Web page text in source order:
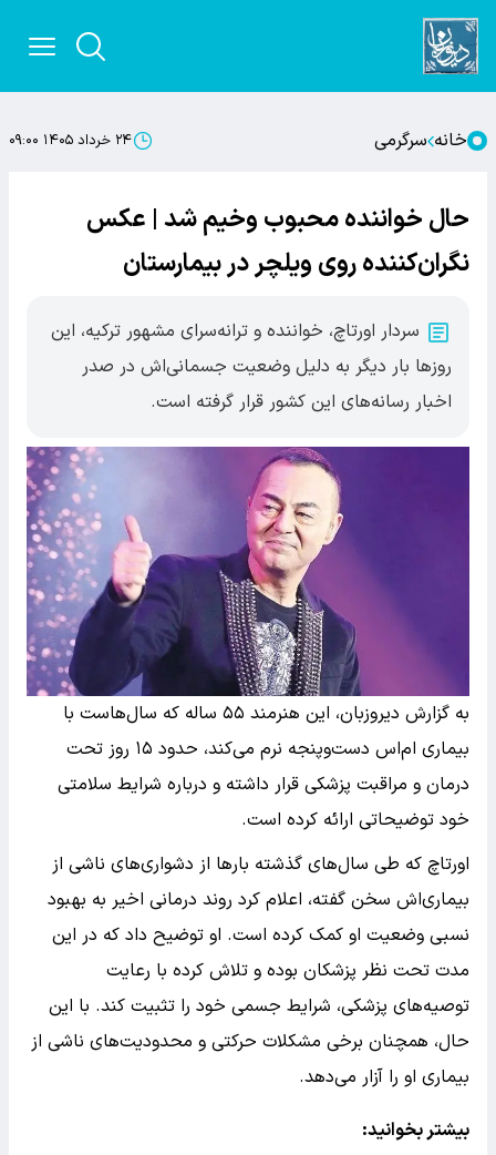
خانه سرگرمی ۲۴ خرداد ۱۴۰۵ ۰۹:۰۰
حال خواننده محبوب وخیم شد | عکس
نگران‌کننده روی ویلچر در بیمارستان
سر‌دار اورتاچ، خواننده و ترانه‌سرای مشهور ترکیه، این
روزها بار دیگر به دلیل وضعیت جسمانی‌اش در صدر
اخبار رسانه‌های این کشور قرار گرفته است.
به گزارش دیروزبان، این هنرمند ۵۵ ساله که سال‌هاست با
بیماری ام‌اس دست‌وپنجه نرم می‌کند، حدود ۱۵ روز تحت
درمان و مراقبت پزشکی قرار داشته و درباره شرایط سلامتی
خود توضیحاتی ارائه کرده است.
اورتاچ که طی سال‌های گذشته بارها از دشواری‌های ناشی از
بیماری‌اش سخن گفته، اعلام کرد روند درمانی اخیر به بهبود
نسبی وضعیت او کمک کرده است. او توضیح داد که در این
مدت تحت نظر پزشکان بوده و تلاش کرده با رعایت
توصیه‌های پزشکی، شرایط جسمی خود را تثبیت کند. با این
حال، همچنان برخی مشکلات حرکتی و محدودیت‌های ناشی از
بیماری او را آزار می‌دهد.
بیشتر بخوانید: